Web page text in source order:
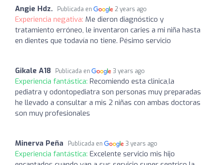
Angie Hdz. Publicada en 2 years ago
Experiencia negativa: Me dieron diagnóstico y
tratamiento erróneo, le inventaron caries a mi niña hasta
en dientes que todavía no tiene. Pésimo servicio
Gikale A18 Publicada en 3 years ago
Experiencia fantástica: Recomiendo esta clinica,la
pediatra y odontopediatra son personas muy preparadas
he llevado a consultar a mis 2 niñas con ambas doctoras
son muy profesionales
Minerva Peña Publicada en 3 years ago
Experiencia fantástica: Excelente servicio mis hijo